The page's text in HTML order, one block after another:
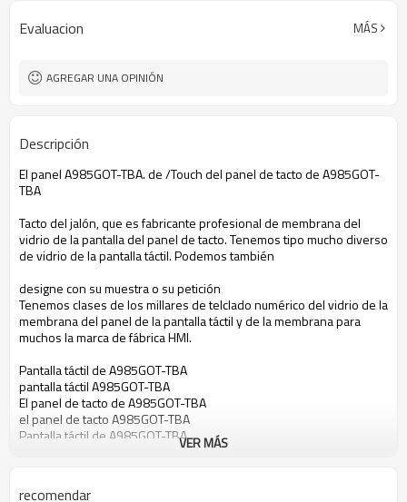
Evaluacion MÁS
AGREGAR UNA OPINIÓN
Descripción
El panel A985GOT-TBA. de /Touch del panel de tacto de A985GOT-
TBA
Tacto del jalón, que es fabricante profesional de membrana del
vidrio de la pantalla del panel de tacto. Tenemos tipo mucho diverso
de vidrio de la pantalla táctil. Podemos también
designe con su muestra o su petición
Tenemos clases de los millares de telclado numérico del vidrio de la
membrana del panel de la pantalla táctil y de la membrana para
muchos la marca de fábrica HMI.
Pantalla táctil de A985GOT-TBA
pantalla táctil A985GOT-TBA
El panel de tacto de A985GOT-TBA
el panel de tacto A985GOT-TBA
Pantalla táctil de A985GOT-TBAVER MÁS
recomendar